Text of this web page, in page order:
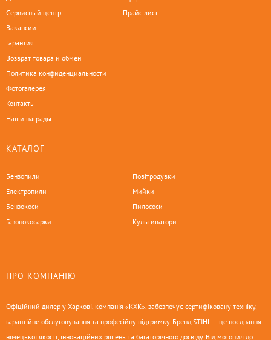
Сервисный центр
Вакансии
Гарантия
Возврат товара и обмен
Политика конфиденциальности
Фотогалерея
Контакты
Наши награды
Прайс-лист
КАТАЛОГ
Бензопили
Електропили
Бензокоси
Газонокосарки
Повітродувки
Мийки
Пилососи
Культиватори
ПРО КОМПАНІЮ
Офіційний дилер у Харкові, компанія «КХК», забезпечує сертифіковану техніку,
гарантійне обслуговування та професійну підтримку. Бренд STIHL — це поєднання
німецької якості, інноваційних рішень та багаторічного досвіду. Від мотопил до